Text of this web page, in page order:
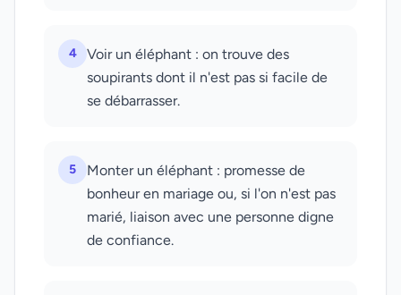
4
Voir un éléphant : on trouve des
soupirants dont il n'est pas si facile de
se débarrasser.
5
Monter un éléphant : promesse de
bonheur en mariage ou, si l'on n'est pas
marié, liaison avec une personne digne
de confiance.